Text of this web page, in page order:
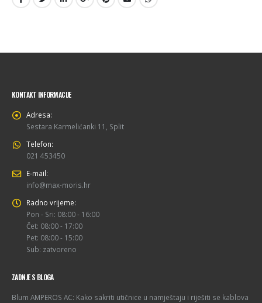
KONTAKT INFORMACIJE
Adresa:
Sestara Karmelićanki 11, Split
Telefon:
021 453450
E-mail:
info@max-moris.hr
Radno vrijeme:
Pon - Sri: 08:00 - 16:00
Čet: 08:00 - 17:00
Pet: 08:00 - 15:00
Sub: zatvoreno
ZADNJE S BLOGA
Blum AMPEROS AC: Kako sakriti utičnice u namještaju i riješiti se kablova